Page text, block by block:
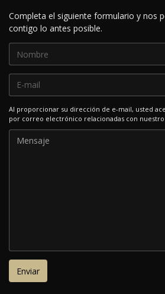
Completa el siguiente formulario y nos
contigo lo antes posible.
Al proporcionar su dirección de e-mail, usted
por correo electrónico relacionadas con nuestro